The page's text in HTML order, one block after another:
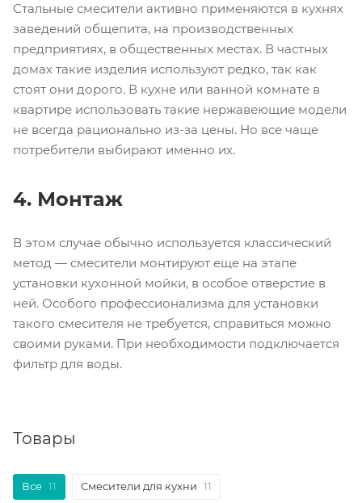
Стальные смесители активно применяются в кухнях
заведений общепита, на производственных
предприятиях, в общественных местах. В частных
домах такие изделия используют редко, так как
стоят они дорого. В кухне или ванной комнате в
квартире использовать такие нержавеющие модели
не всегда рационально из-за цены. Но все чаще
потребители выбирают именно их.
4. Монтаж
В этом случае обычно используется классический
метод — смесители монтируют еще на этапе
установки кухонной мойки, в особое отверстие в
ней. Особого профессионализма для установки
такого смесителя не требуется, справиться можно
своими руками. При необходимости подключается
фильтр для воды.
Товары
Все 11 Смесители для кухни 11